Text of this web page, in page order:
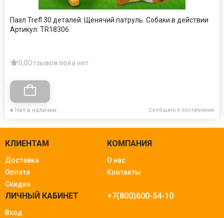
Пазл Trefl 30 деталей: Щенячий патруль. Собаки в действии
Артикул: TR18306
0,0Отзывов пока нет
Нет в наличии Сообщить о поступлении
КЛИЕНТАМ
Доставка
Оплата
Скидки
КОМПАНИЯ
О нас
Контакты
ЛИЧНЫЙ КАБИНЕТ
Вход
+7(800)600-54-10